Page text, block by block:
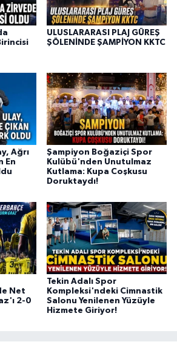
ULUSLARARASI PLAJ GÜREŞ
ŞÖLENİNDE ŞAMPİYON KKTC
Ağrı
En
Şampiyon Boğaziçi Spor
Kulübü'nden Unutulmaz
Kutlama: Kupa Coşkusu
Doruktaydı!
Net
2-0
Tekin Adalı Spor
Kompleksi'ndeki Cimnastik
Salonu Yenilenen Yüzüyle
Hizmete Giriyor!